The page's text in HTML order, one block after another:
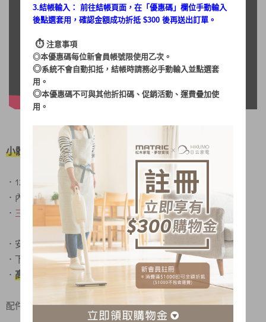
小體積 大空間，9吋Pizza也ok
．12L最適容量、輕鬆料理簡單上手
．內部空間大容量，
4片土司同步烤也不是問題 !
． 三段式上、下火獨立調理 ，食材烘焙更加有彈性
．安心便利的1-30分鐘定時功能
．下拉式集屑盤，清潔好省力
． 高颜值磨砂質感外觀 ，讓生活就是一場 美學饗宴
配件：烤盤×1個、固定式烤網×1個、集屑盤×1個
3.結帳輸入： 前往結帳頁面，在「 優惠碼 」欄位手動輸入
後點選套用，確認金額成功折抵 $300 後再送出訂單。
⏱︎ 注意事項
◎本優惠碼每位新會員帳號限使用乙次。
◎系統不會自動扣抵，結帳時請務必手動輸入並點選套
用。
◎本優惠碼不可與其他折扣碼、促銷活動、運費疊加使
用。